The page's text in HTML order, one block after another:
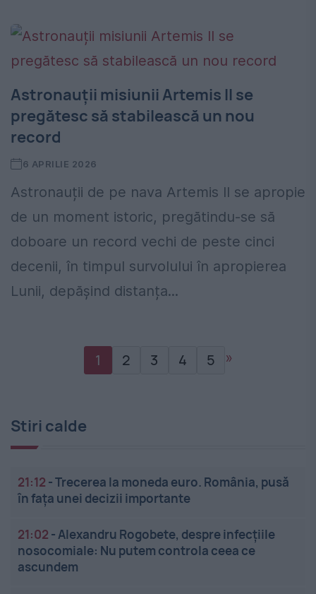
Astronauții misiunii Artemis II se
pregătesc să stabilească un nou
record
6 APRILIE 2026
Astronauții de pe nava Artemis II se apropie
de un moment istoric, pregătindu-se să
doboare un record vechi de peste cinci
decenii, în timpul survolului în apropierea
Lunii, depășind distanța...
1 2 3 4 5 »
Stiri calde
21:12 -Trecerea la moneda euro. România, pusă
în fața unei decizii importante
21:02 -Alexandru Rogobete, despre infecțiile
nosocomiale: Nu putem controla ceea ce
ascundem